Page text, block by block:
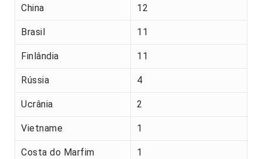
China 12
Brasil 11
Finlândia 11
Rússia 4
Ucrânia 2
Vietname 1
Costa do Marfim 1